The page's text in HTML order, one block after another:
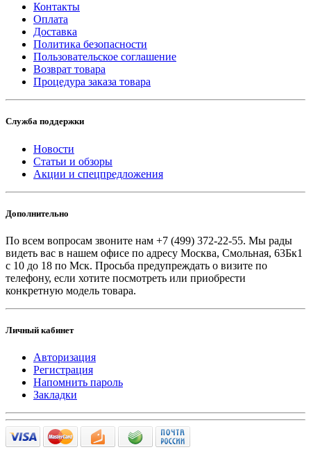
Контакты
Оплата
Доставка
Политика безопасности
Пользовательское соглашение
Возврат товара
Процедура заказа товара
Служба поддержки
Новости
Статьи и обзоры
Акции и спецпредложения
Дополнительно
По всем вопросам звоните нам +7 (499) 372-22-55. Мы рады
видеть вас в нашем офисе по адресу Москва, Смольная, 63Бк1
с 10 до 18 по Мск. Просьба предупреждать о визите по
телефону, если хотите посмотреть или приобрести
конкретную модель товара.
Личный кабинет
Авторизация
Регистрация
Напомнить пароль
Закладки